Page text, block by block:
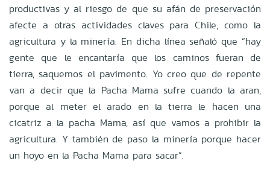
productivas y al riesgo de que su afán de preservación
afecte a otras actividades claves para Chile, como la
agricultura y la minería. En dicha línea señaló que “hay
gente que le encantaría que los caminos fueran de
tierra, saquemos el pavimento. Yo creo que de repente
van a decir que la Pacha Mama sufre cuando la aran,
porque al meter el arado en la tierra le hacen una
cicatriz a la pacha Mama, así que vamos a prohibir la
agricultura. Y también de paso la minería porque hacer
un hoyo en la Pacha Mama para sacar”.